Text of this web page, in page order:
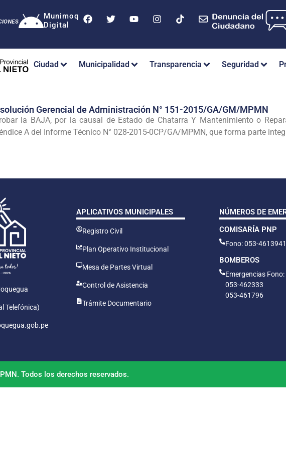
Munimoq
Digital
Ciudad Municipalidad Transparencia Seguridad
Gerencial de Administración N° 151-2015/GA/GM/MPMN
la BAJA, por la causal de Estado de Chatarra Y Mantenimiento o
A del Informe Técnico N° 028-2015-0CP/GA/MPMN, que forma parte
Telefónica)
APLICATIVOS MUNICIPALES
Registro Civil
Plan Operativo Institucional
Mesa de Partes Virtual
Control de Asistencia
Trámite Documentario
NÚMEROS DE
COMISARÍA PNP
Fono: 053-4613941
BOMBEROS
Emergencias
053-462333
053-461796
Todos los derechos reservados.